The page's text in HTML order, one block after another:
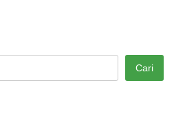
Cari